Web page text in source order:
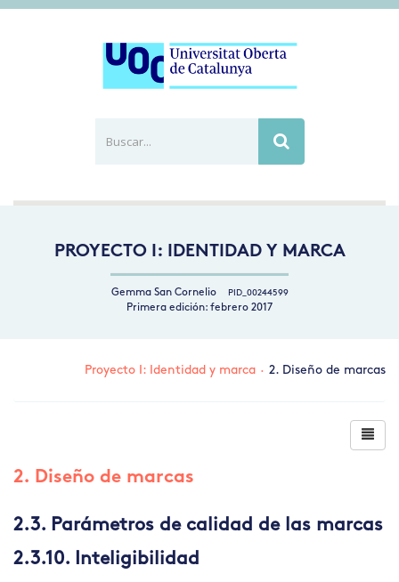
PROYECTO I: IDENTIDAD Y MARCA
Gemma San Cornelio PID_00244599
Primera edición: febrero 2017
Proyecto I: Identidad y marca · 2. Diseño de marcas
2. Diseño de marcas
2.3. Parámetros de calidad de las marcas
2.3.10. Inteligibilidad